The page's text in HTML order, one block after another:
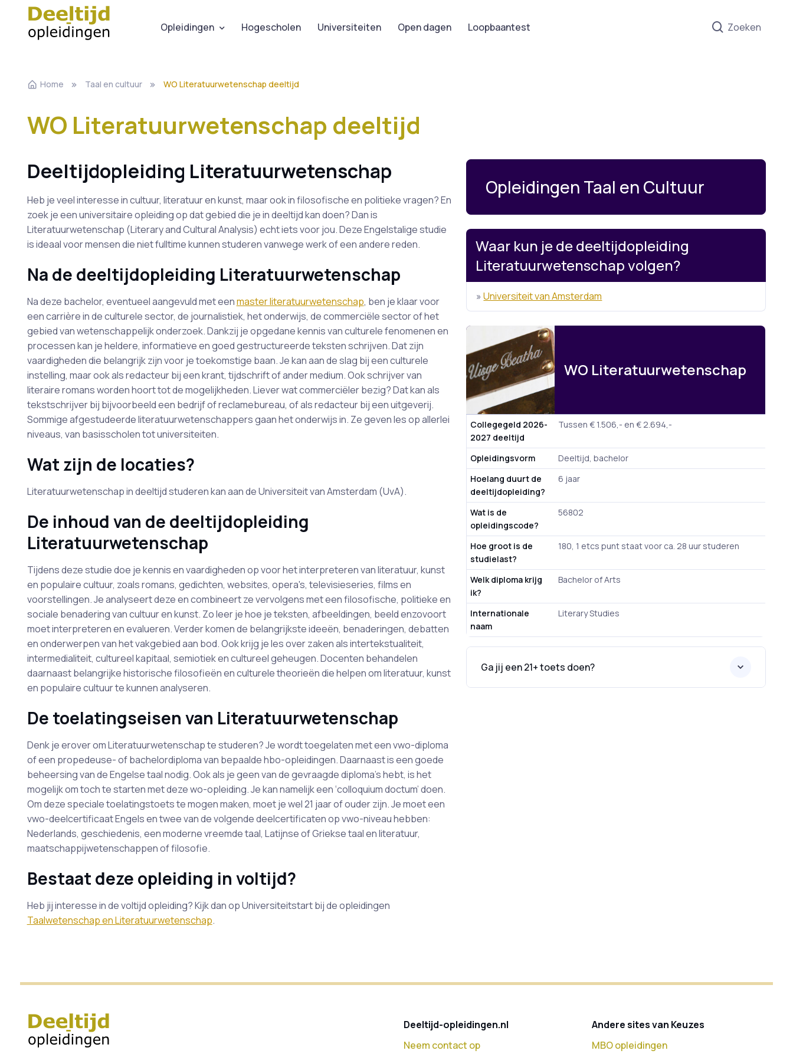
Zoeken
Opleidingen Hogescholen Universiteiten Open dagen Loopbaantest
Home Taal en cultuur WO Literatuurwetenschap deeltijd
WO Literatuurwetenschap deeltijd
Deeltijdopleiding Literatuurwetenschap
Heb je veel interesse in cultuur, literatuur en kunst, maar ook in filosofische en politieke vragen? En
zoek je een universitaire opleiding op dat gebied die je in deeltijd kan doen? Dan is
Literatuurwetenschap (Literary and Cultural Analysis) echt iets voor jou. Deze Engelstalige studie
is ideaal voor mensen die niet fulltime kunnen studeren vanwege werk of een andere reden.
Na de deeltijdopleiding Literatuurwetenschap
Na deze bachelor, eventueel aangevuld met eenmaster literatuurwetenschap, ben je klaar voor
een carrière in de culturele sector, de journalistiek, het onderwijs, de commerciële sector of het
gebied van wetenschappelijk onderzoek. Dankzij je opgedane kennis van culturele fenomenen en
processen kan je heldere, informatieve en goed gestructureerde teksten schrijven. Dat zijn
vaardigheden die belangrijk zijn voor je toekomstige baan. Je kan aan de slag bij een culturele
instelling, maar ook als redacteur bij een krant, tijdschrift of ander medium. Ook schrijver van
literaire romans worden hoort tot de mogelijkheden. Liever wat commerciëler bezig? Dat kan als
tekstschrijver bij bijvoorbeeld een bedrijf of reclamebureau, of als redacteur bij een uitgeverij.
Sommige afgestudeerde literatuurwetenschappers gaan het onderwijs in. Ze geven les op allerlei
niveaus, van basisscholen tot universiteiten.
Wat zijn de locaties?
Literatuurwetenschap in deeltijd studeren kan aan de Universiteit van Amsterdam (UvA).
De inhoud van de deeltijdopleiding
Literatuurwetenschap
Tijdens deze studie doe je kennis en vaardigheden op voor het interpreteren van literatuur, kunst
en populaire cultuur, zoals romans, gedichten, websites, opera's, televisieseries, films en
voorstellingen. Je analyseert deze en combineert ze vervolgens met een filosofische, politieke en
sociale benadering van cultuur en kunst. Zo leer je hoe je teksten, afbeeldingen, beeld enzovoort
moet interpreteren en evalueren. Verder komen de belangrijkste ideeën, benaderingen, debatten
en onderwerpen van het vakgebied aan bod. Ook krijg je les over zaken als intertekstualiteit,
intermedialiteit, cultureel kapitaal, semiotiek en cultureel geheugen. Docenten behandelen
daarnaast belangrijke historische filosofieën en culturele theorieën die helpen om literatuur, kunst
en populaire cultuur te kunnen analyseren.
De toelatingseisen van Literatuurwetenschap
Denk je erover om Literatuurwetenschap te studeren? Je wordt toegelaten met een vwo-diploma
of een propedeuse- of bachelordiploma van bepaalde hbo-opleidingen. Daarnaast is een goede
beheersing van de Engelse taal nodig. Ook als je geen van de gevraagde diploma’s hebt, is het
mogelijk om toch te starten met deze wo-opleiding. Je kan namelijk een ‘colloquium doctum’ doen.
Om deze speciale toelatingstoets te mogen maken, moet je wel 21 jaar of ouder zijn. Je moet een
vwo-deelcertificaat Engels en twee van de volgende deelcertificaten op vwo-niveau hebben:
Nederlands, geschiedenis, een moderne vreemde taal, Latijnse of Griekse taal en literatuur,
maatschappijwetenschappen of filosofie.
Bestaat deze opleiding in voltijd?
Heb jij interesse in de voltijd opleiding? Kijk dan op Universiteitstart bij de opleidingen
Taalwetenschap en Literatuurwetenschap.
Opleidingen Taal en Cultuur
Waar kun je de deeltijdopleiding
Literatuurwetenschap volgen?
»Universiteit van Amsterdam
WO Literatuurwetenschap
Collegegeld 2026-
2027 deeltijd
Tussen € 1.506,- en € 2.694,-
Opleidingsvorm
Deeltijd, bachelor
Hoelang duurt de
deeltijdopleiding?
6 jaar
Wat is de
opleidingscode?
56802
Hoe groot is de
studielast?
180, 1 etcs punt staat voor ca. 28 uur studeren
Welk diploma krijg
ik?
Bachelor of Arts
Internationale
naam
Literary Studies
Ga jij een 21+ toets doen?
Deeltijd-opleidingen.nl
Neem contact op
Andere sites van Keuzes
MBO opleidingen